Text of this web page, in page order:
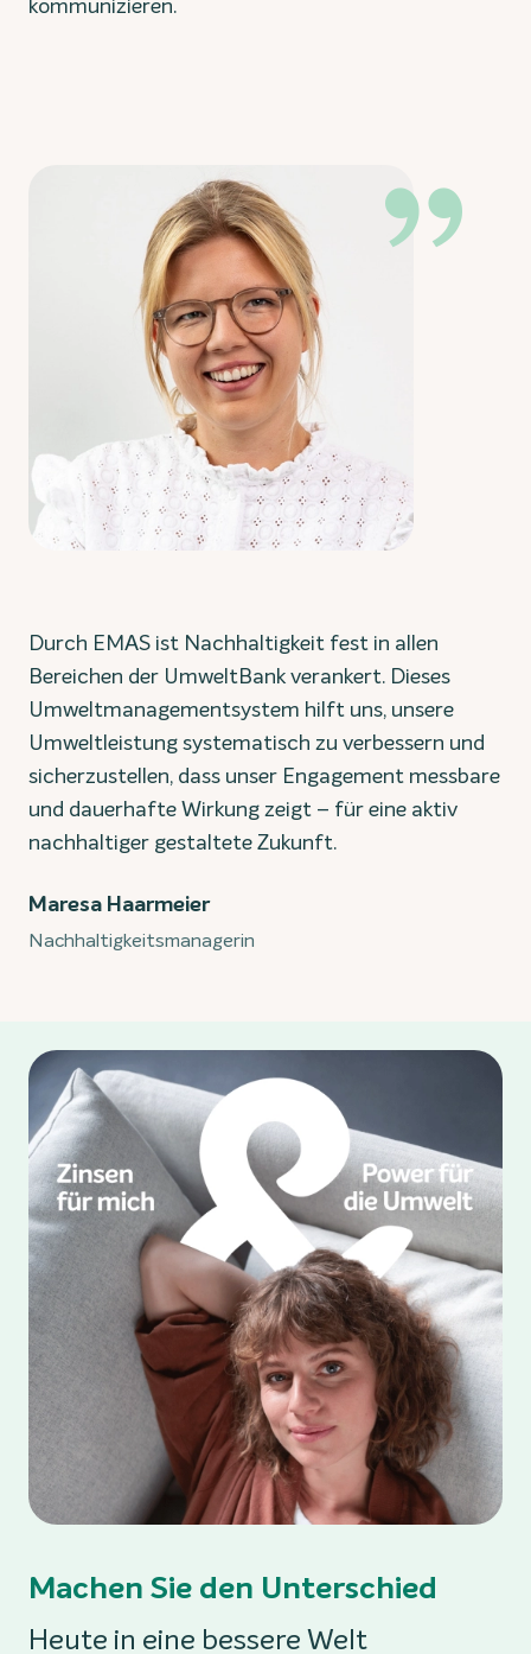
kommunizieren.
Durch EMAS ist Nachhaltigkeit fest in allen
Bereichen der UmweltBank verankert. Dieses
Umweltmanagementsystem hilft uns, unsere
Umweltleistung systematisch zu verbessern und
sicherzustellen, dass unser Engagement messbare
und dauerhafte Wirkung zeigt – für eine aktiv
nachhaltiger gestaltete Zukunft.
Maresa Haarmeier
Nachhaltigkeitsmanagerin
Machen Sie den Unterschied
Heute in eine bessere Welt